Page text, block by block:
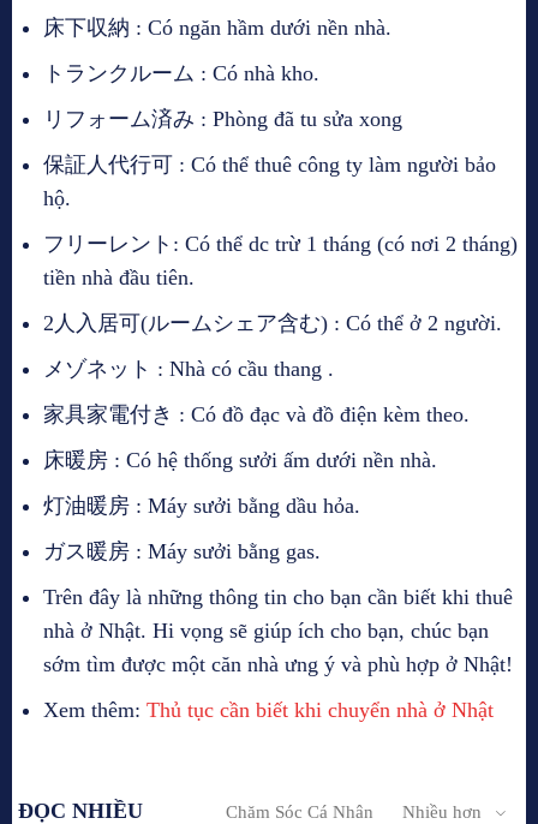
床下収納 : Có ngăn hầm dưới nền nhà.
トランクルーム : Có nhà kho.
リフォーム済み : Phòng đã tu sửa xong
保証人代行可 : Có thể thuê công ty làm người bảo
hộ.
フリーレント: Có thể dc trừ 1 tháng (có nơi 2 tháng)
tiền nhà đầu tiên.
2人入居可(ルームシェア含む) : Có thể ở 2 người.
メゾネット : Nhà có cầu thang .
家具家電付き : Có đồ đạc và đồ điện kèm theo.
床暖房 : Có hệ thống sưởi ấm dưới nền nhà.
灯油暖房 : Máy sưởi bằng dầu hỏa.
ガス暖房 : Máy sưởi bằng gas.
Trên đây là những thông tin cho bạn cần biết khi thuê
nhà ở Nhật. Hi vọng sẽ giúp ích cho bạn, chúc bạn
sớm tìm được một căn nhà ưng ý và phù hợp ở Nhật!
Xem thêm: Thủ tục cần biết khi chuyển nhà ở Nhật
ĐỌC NHIỀU Chăm Sóc Cá Nhân Nhiều hơn